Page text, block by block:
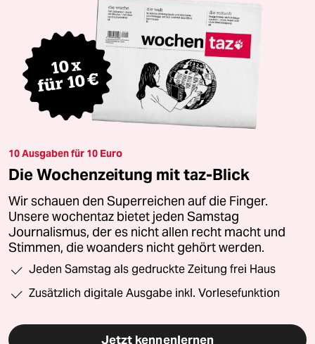
10 Ausgaben für 10 Euro
Die Wochenzeitung mit taz-Blick
Wir schauen den Superreichen auf die Finger.
Unsere wochentaz bietet jeden Samstag
Journalismus, der es nicht allen recht macht und
Stimmen, die woanders nicht gehört werden.
Jeden Samstag als gedruckte Zeitung frei Haus
Zusätzlich digitale Ausgabe inkl. Vorlesefunktion
Jetzt kennenlernen